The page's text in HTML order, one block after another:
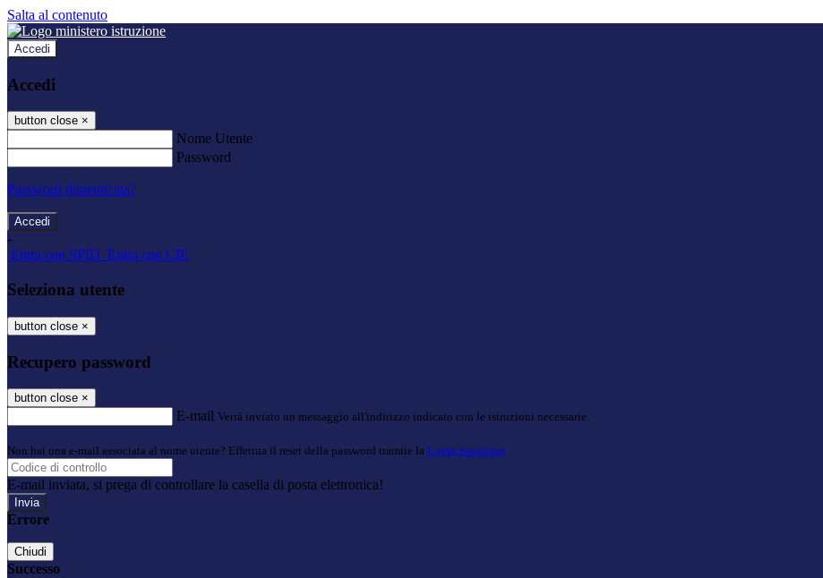
Salta al contenuto
Accedi
Accedi
button close ×
Nome Utente
Password
Password dimenticata?
-
Entra con SPID Entra con CIE
Seleziona utente
button close ×
Recupero password
button close ×
E-mail Verrà inviato un messaggio all'indirizzo indicato con le istruzioni necessarie.
Non hai una e-mail associata al nome utente? Effettua il reset della password tramite la Login Spaggiari
E-mail inviata, si prega di controllare la casella di posta elettronica!
Errore
Chiudi
Successo